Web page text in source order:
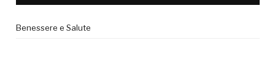
Benessere e Salute